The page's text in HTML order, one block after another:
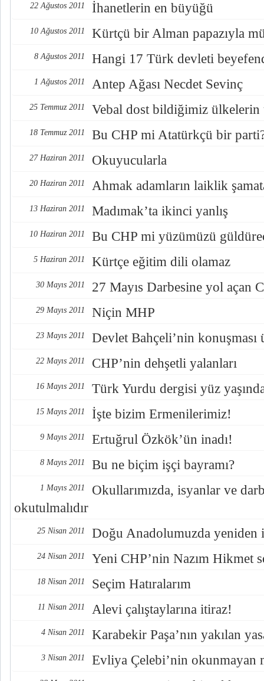
22 Ağustos 2011 İhanetlerin en büyüğü
10 Ağustos 2011 Kürtçü bir Alman papazıyla
8 Ağustos 2011 Hangi 17 Türk devleti
1 Ağustos 2011 Antep Ağası Necdet Sevinç
25 Temmuz 2011 Vebal dost bildiğimiz ülkelerin
18 Temmuz 2011 Bu CHP mi Atatürkçü bir
27 Haziran 2011 Okuyucularla
20 Haziran 2011 Ahmak adamların laiklik
13 Haziran 2011 Madımak’ta ikinci yanlış
10 Haziran 2011 Bu CHP mi yüzümüzü
5 Haziran 2011 Kürtçe eğitim dili olamaz
30 Mayıs 2011 27 Mayıs Darbesine yol açan
29 Mayıs 2011 Niçin MHP
23 Mayıs 2011 Devlet Bahçeli’nin konuşması
22 Mayıs 2011 CHP’nin dehşetli yalanları
16 Mayıs 2011 Türk Yurdu dergisi yüz
15 Mayıs 2011 İşte bizim Ermenilerimiz!
9 Mayıs 2011 Ertuğrul Özkök’ün inadı!
8 Mayıs 2011 Bu ne biçim işçi bayramı?
1 Mayıs 2011
Okullarımızda, isyanlar ve
okutulmalıdır
25 Nisan 2011 Doğu Anadolumuzda
24 Nisan 2011 Yeni CHP’nin Nazım Hikmet
18 Nisan 2011 Seçim Hatıralarım
11 Nisan 2011 Alevi çalıştaylarına itiraz!
4 Nisan 2011 Karabekir Paşa’nın yakılan
3 Nisan 2011 Evliya Çelebi’nin okunmayan